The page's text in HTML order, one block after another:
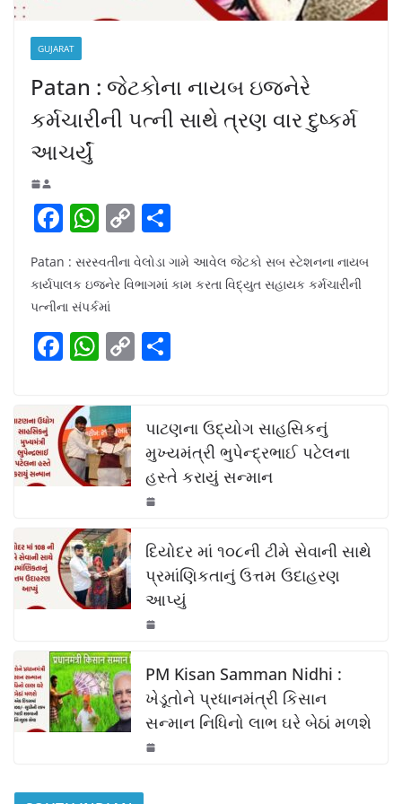
GUJARAT
Patan : જેટકોના નાયબ ઇજનેરે
કર્મચારીની પત્ની સાથે ત્રણ વાર દુષ્કર્મ
આચર્યું
F
c
e
b
o
k
W
h
at
s
A
p
C
o
p
Li
n
h
ar
Patan : સરસ્વતીના વેલોડા ગામે આવેલ જેટકો સબ સ્ટેશનના નાયબ
કાર્યપાલક ઇજનેર વિભાગમાં કામ કરતા વિદ્યુત સહાયક કર્મચારીની
પત્નીના સંપર્કમાં
F
c
e
b
o
o
k
W
at
s
A
p
p
C
y
Li
n
k
e
પાટણના ઉદ્યોગ સાહસિકનું
મુખ્યમંત્રી ભુપેન્દ્રભાઈ પટેલના
હસ્તે કરાયું સન્માન
દિયોદર માં ૧૦૮ની ટીમે સેવાની સાથે
પ્રમાંણિકતાનું ઉત્તમ ઉદાહરણ
આપ્યું
PM Kisan Samman Nidhi :
ખેડૂતોને પ્રધાનમંત્રી કિસાન
સન્માન નિધિનો લાભ ઘરે બેઠાં મળશે